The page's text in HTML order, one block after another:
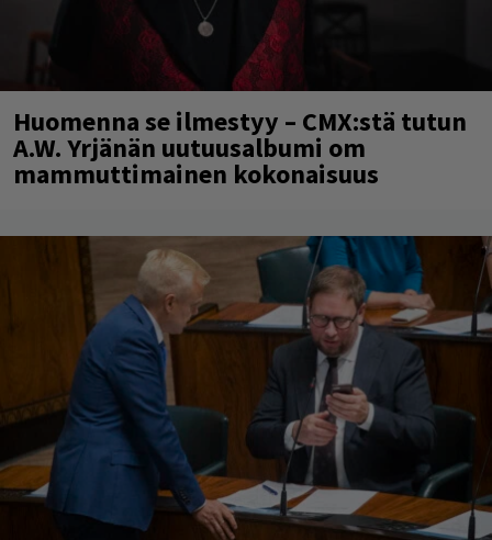
Huomenna se ilmestyy – CMX:stä tutun
A.W. Yrjänän uutuusalbumi om
mammuttimainen kokonaisuus